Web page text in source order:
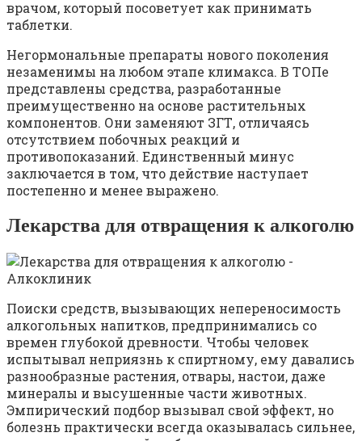
врачом, который посоветует как принимать
таблетки.
Негормональные препараты нового поколения
незаменимы на любом этапе климакса. В ТОПе
представлены средства, разработанные
преимущественно на основе растительных
компонентов. Они заменяют ЗГТ, отличаясь
отсутствием побочных реакций и
противопоказаний. Единственный минус
заключается в том, что действие наступает
постепенно и менее выражено.
Лекарства для отвращения к алкоголю
Поиски средств, вызывающих непереносимость
алкогольных напитков, предпринимались со
времен глубокой древности. Чтобы человек
испытывал неприязнь к спиртному, ему давались
разнообразные растения, отвары, настои, даже
минералы и высушенные части животных.
Эмпирический подбор вызывал свой эффект, но
болезнь практически всегда оказывалась сильнее,